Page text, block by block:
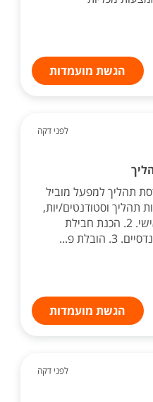
הגשת מועמדות
לפני דקה
תהליך למפעל מוביל
ות תהליך וסטודנטים/יות,
כולל חניכה מקצועית ופיתוח אישי. 2. הכנת חבילת
פ...
הגשת מועמדות
לפני דקה